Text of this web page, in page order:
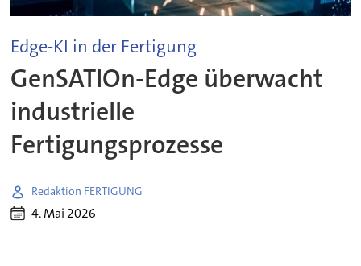
Edge-KI in der Fertigung
GenSATIOn-Edge überwacht
industrielle
Fertigungsprozesse
Redaktion FERTIGUNG
4. Mai 2026